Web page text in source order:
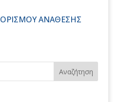
ΟΡΙΣΜΟΥ ΑΝΑΘΕΣΗΣ
Αναζήτηση